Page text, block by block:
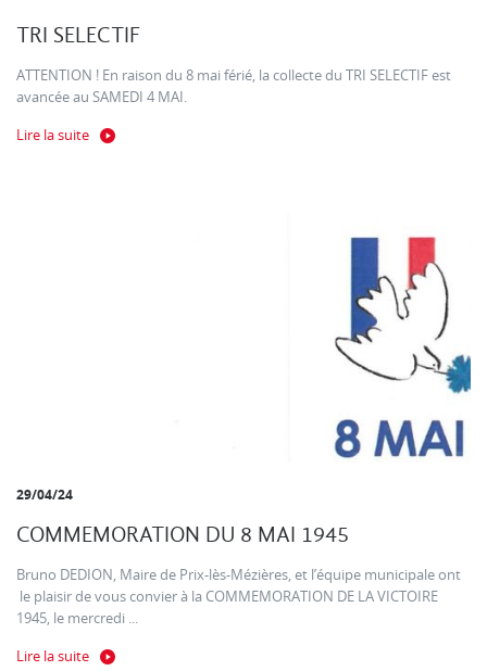
TRI SELECTIF
ATTENTION ! En raison du 8 mai férié, la collecte du TRI SELECTIF est
avancée au SAMEDI 4 MAI.
Lire la suite
29/04/24
COMMEMORATION DU 8 MAI 1945
Bruno DEDION, Maire de Prix-lès-Mézières, et l’équipe municipale ont
le plaisir de vous convier à la COMMEMORATION DE LA VICTOIRE
1945, le mercredi ...
Lire la suite